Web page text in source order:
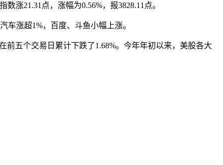
涨21.31点，涨幅为0.56%，报3828.11点。
涨超1%，百度、斗鱼小幅上涨。
五个交易日累计下跌了1.68%。今年年初以来，美股各大